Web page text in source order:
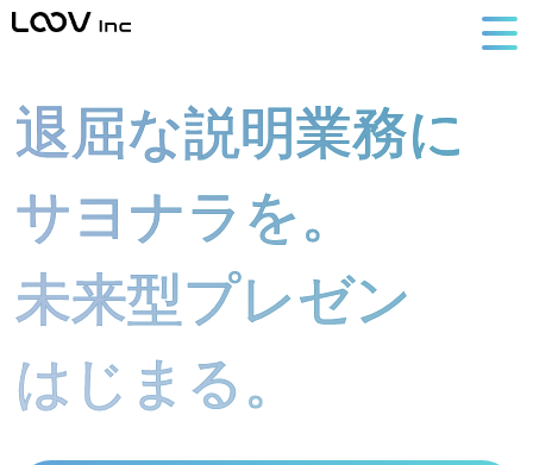
退屈な説明業務に
サヨナラを。
未来型プレゼン
はじまる。